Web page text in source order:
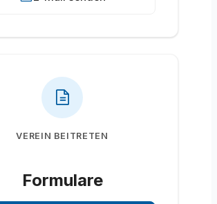
VEREIN BEITRETEN
Formulare